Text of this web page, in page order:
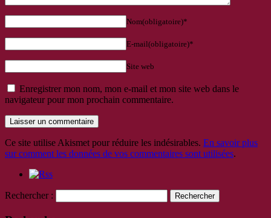
Nom(obligatoire)*
E-mail(obligatoire)*
Site web
Enregistrer mon nom, mon e-mail et mon site web dans le
navigateur pour mon prochain commentaire.
Ce site utilise Akismet pour réduire les indésirables. En savoir plus
sur comment les données de vos commentaires sont utilisées.
Rechercher :